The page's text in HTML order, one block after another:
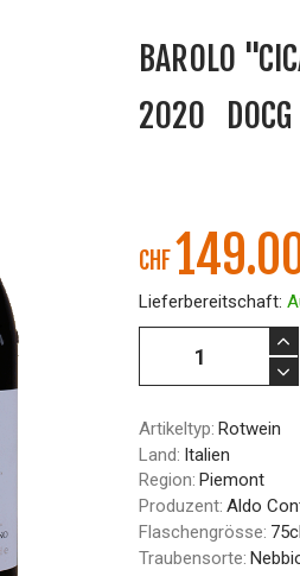
BAROLO
2020
DOCG
CHF
Lieferbereitschaft:
Artikeltyp: Rotwein
Land: Italien
Region: Piemont
Produzent: Aldo
Flaschengrösse: 75cl
Traubensorte: